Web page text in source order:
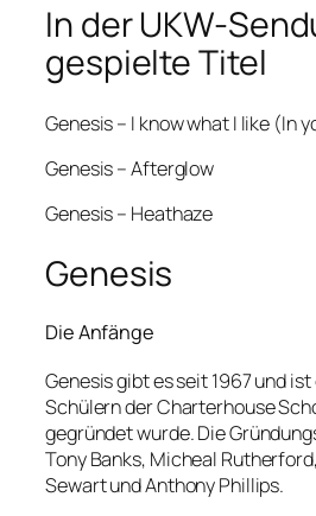
In der UKW-
gespielte Titel
Genesis – I know what I like (In
Genesis – Afterglow
Genesis – Heathaze
Genesis
Die Anfänge
Genesis gibt es seit 1967 und
Schülern der Charterhouse
gegründet wurde. Die
Tony Banks, Micheal
Sewart und Anthony Phillips.